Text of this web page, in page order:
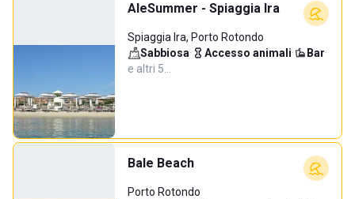
AleSummer - Spiaggia Ira
Spiaggia Ira, Porto Rotondo
Sabbiosa· Accesso animali· Bar·
e altri 5…
Bale Beach
Porto Rotondo